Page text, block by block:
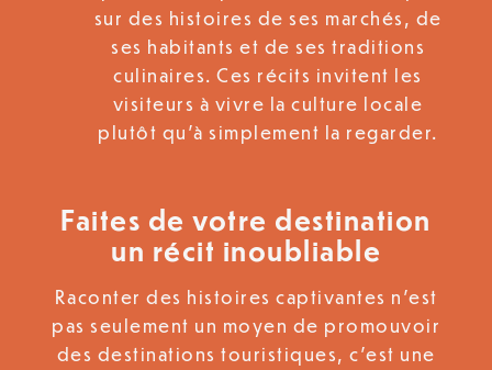
sur des histoires de ses marchés, de
ses habitants et de ses traditions
culinaires. Ces récits invitent les
visiteurs à vivre la culture locale
plutôt qu’à simplement la regarder.
Faites de votre destination
un récit inoubliable
Raconter des histoires captivantes n’est
pas seulement un moyen de promouvoir
des destinations touristiques, c’est une